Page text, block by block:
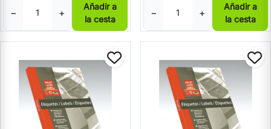
− +
Añadir a
la cesta
− +
Añadir a
la cesta